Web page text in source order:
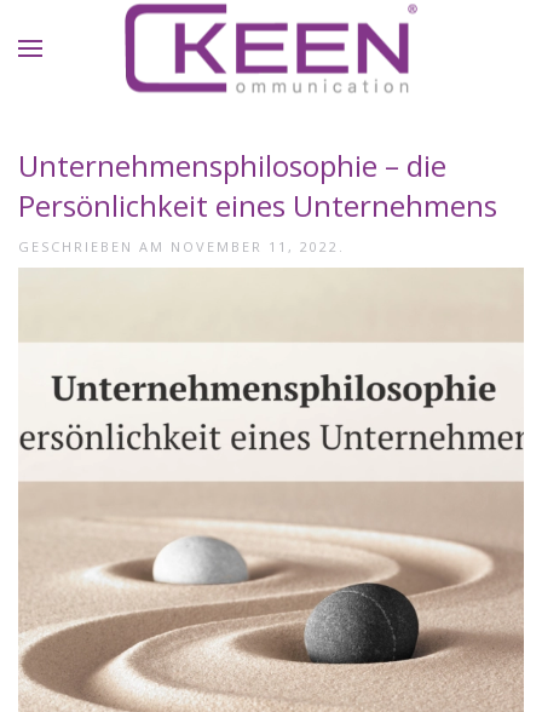
Skip to main content
Unternehmensphilosophie – die
Persönlichkeit eines Unternehmens
GESCHRIEBEN AM NOVEMBER 11, 2022 .